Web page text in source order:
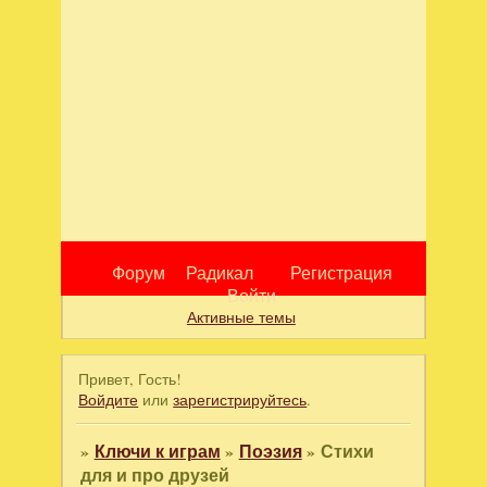
Форум Радикал
Регистрация
Войти
Активные темы
Привет, Гость!
Войдите илизарегистрируйтесь.
» Ключи к играм » Поэзия» Стихи
для и про друзей